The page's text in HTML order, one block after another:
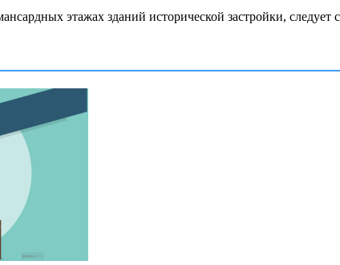
этажах зданий исторической застройки,